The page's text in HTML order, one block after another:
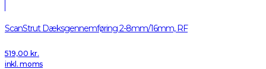
ScanStrut Dæksgennemføring 2-8mm/16mm, RF
519,00 kr.
inkl. moms